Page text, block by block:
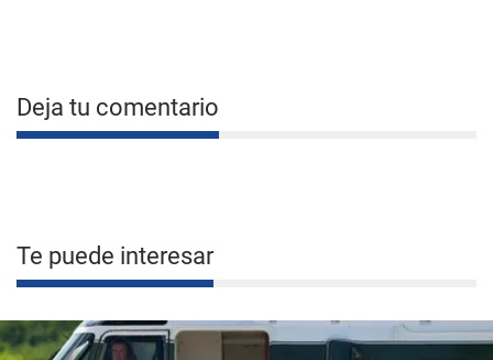
Deja tu comentario
Te puede interesar